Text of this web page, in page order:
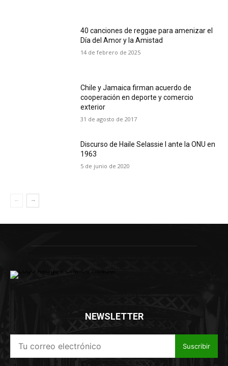
40 canciones de reggae para amenizar el
Día del Amor y la Amistad
14 de febrero de 2025
Chile y Jamaica firman acuerdo de
cooperación en deporte y comercio
exterior
31 de agosto de 2017
Discurso de Haile Selassie I ante la ONU en
1963
5 de junio de 2020
NEWSLETTER
Suscribir